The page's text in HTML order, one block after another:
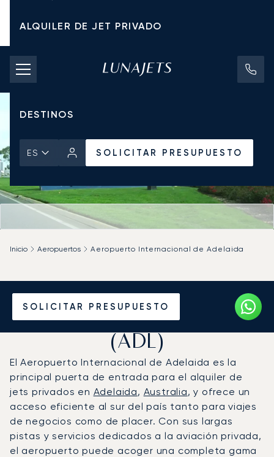
ALQUILER DE JET PRIVADO
TARIFAS DE CHÁRTER
JETS PRIVADOS
DESTINOS
ES SOLICITAR PRESUPUESTO
SOLICITAR PRESUPUESTO
Inicio Aeropuertos Aeropuerto Internacional de Adelaida
Vuele en Jet Privado al
Aeropuerto de Adelaida
(ADL)
El Aeropuerto Internacional de Adelaida es la
principal puerta de entrada para el alquiler de
jets privados en Adelaida, Australia, y ofrece un
acceso eficiente al sur del país tanto para viajes
de negocios como de placer. Con sus largas
pistas y servicios dedicados a la aviación privada,
el aeropuerto puede acoger una completa gama